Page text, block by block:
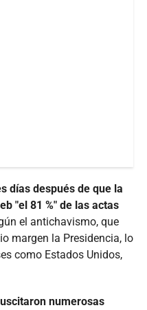
días después de que la
"el 81 %" de las actas
el antichavismo, que
margen la Presidencia, lo
como Estados Unidos,
numerosas